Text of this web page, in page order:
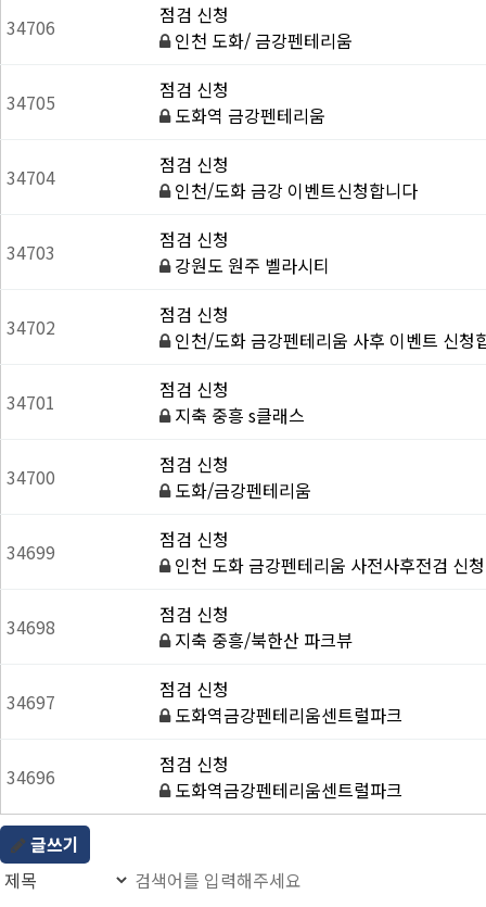
34706
점검 신청
인천 도화/ 금강펜테리움
34705
점검 신청
도화역 금강펜테리움
34704
점검 신청
인천/도화 금강 이벤트신청합니다
34703
점검 신청
강원도 원주 벨라시티
34702
점검 신청
인천/도화 금강펜테리움 사후 이벤트 신청
34701
점검 신청
지축 중흥 s클래스
34700
점검 신청
도화/금강펜테리움
34699
점검 신청
인천 도화 금강펜테리움 사전사후전검 신
34698
점검 신청
지축 중흥/북한산 파크뷰
34697
점검 신청
도화역금강펜테리움센트럴파크
34696
점검 신청
도화역금강펜테리움센트럴파크
글쓰기